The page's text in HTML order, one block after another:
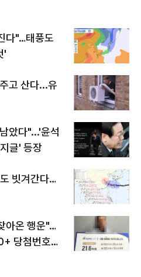
다"…태풍도
'
고 산다...유
았다"...'윤석
글' 등장
빗겨간다…
아온 행운"…
당첨번호조